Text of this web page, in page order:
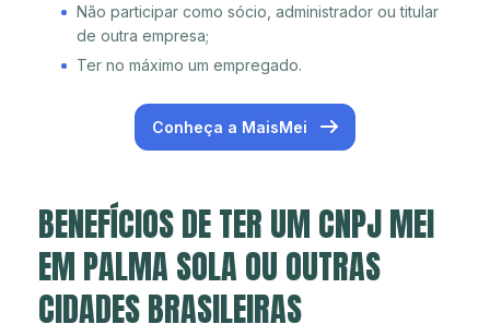
Não participar como sócio, administrador ou titular
de outra empresa;
Ter no máximo um empregado.
Conheça a MaisMei
BENEFÍCIOS DE TER UM CNPJ MEI
EM PALMA SOLA OU OUTRAS
CIDADES BRASILEIRAS